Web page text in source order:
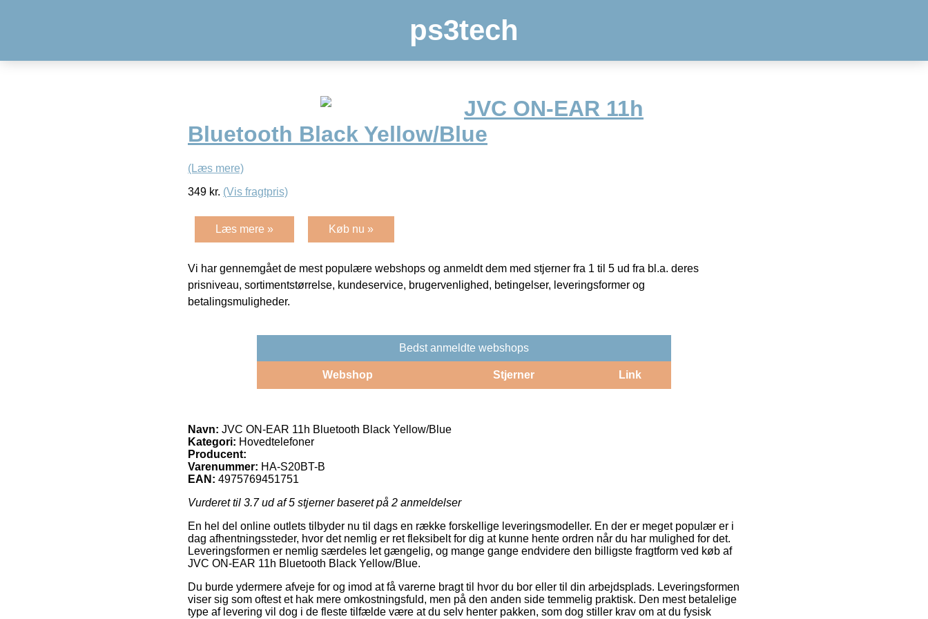
ps3tech
JVC ON-EAR 11h
Bluetooth Black Yellow/Blue
(Læs mere)
349 kr. (Vis fragtpris)
Læs mere » Køb nu »
Vi har gennemgået de mest populære webshops og anmeldt dem med stjerner fra 1 til 5 ud fra bl.a. deres
prisniveau, sortimentstørrelse, kundeservice, brugervenlighed, betingelser, leveringsformer og
betalingsmuligheder.
Bedst anmeldte webshops
Webshop Stjerner Link
Navn: JVC ON-EAR 11h Bluetooth Black Yellow/Blue
Kategori: Hovedtelefoner
Producent:
Varenummer: HA-S20BT-B
EAN: 4975769451751
Vurderet til 3.7ud af 5 stjerner baseret på 2 anmeldelser
En hel del online outlets tilbyder nu til dags en række forskellige leveringsmodeller. En der er meget populær er i
dag afhentningssteder, hvor det nemlig er ret fleksibelt for dig at kunne hente ordren når du har mulighed for det.
Leveringsformen er nemlig særdeles let gængelig, og mange gange endvidere den billigste fragtform ved køb af
JVC ON-EAR 11h Bluetooth Black Yellow/Blue.
Du burde ydermere afveje for og imod at få varerne bragt til hvor du bor eller til din arbejdsplads. Leveringsformen
viser sig som oftest et hak mere omkostningsfuld, men på den anden side temmelig praktisk. Den mest betalelige
type af levering vil dog i de fleste tilfælde være at du selv henter pakken, som dog stiller krav om at du fysisk